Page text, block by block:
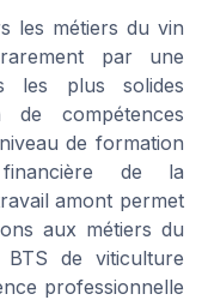
les métiers du vin
par une
les plus solides
compétences
de formation
de la
amont permet
aux métiers du
de viticulture
professionnelle